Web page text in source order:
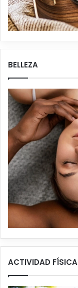
BELLEZA
ACTIVIDAD FÍSICA